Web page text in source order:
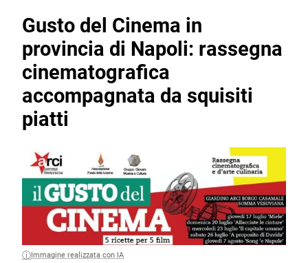
Gusto del Cinema in
provincia di Napoli: rassegna
cinematografica
accompagnata da squisiti
piatti
Immagine realizzata con IA